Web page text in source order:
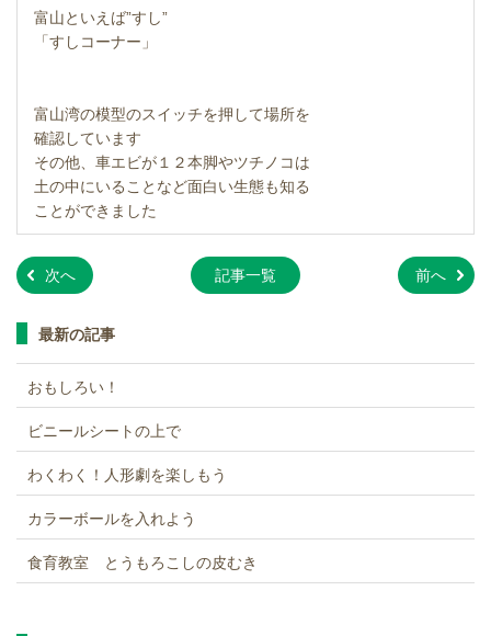
富山といえば”すし”
「すしコーナー」
富山湾の模型のスイッチを押して場所を
確認しています
その他、車エビが１２本脚やツチノコは
土の中にいることなど面白い生態も知る
ことができました
記事一覧 前へ
»
次へ »
最新の記事
おもしろい！
ビニールシートの上で
わくわく！人形劇を楽しもう
カラーボールを入れよう
食育教室 とうもろこしの皮むき